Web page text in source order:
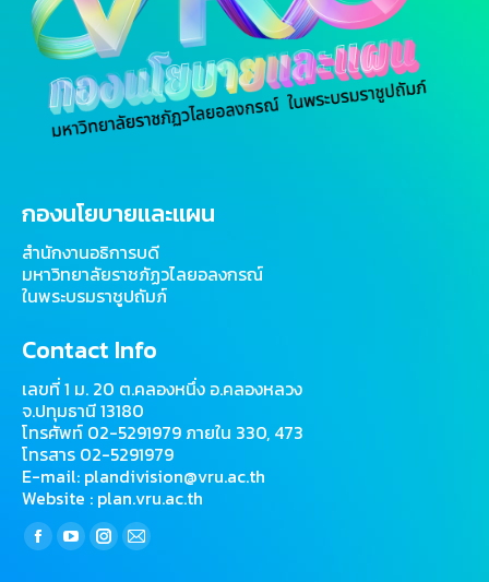
กองนโยบายและแผน
สำนักงานอธิการบดี
มหาวิทยาลัยราชภัฏวไลยอลงกรณ์
ในพระบรมราชูปถัมภ์
Contact Info
เลขที่ 1 ม. 20 ต.คลองหนึ่ง อ.คลองหลวง
จ.ปทุมธานี 13180
โทรศัพท์ 02-5291979 ภายใน 330, 473
โทรสาร 02-5291979
E-mail: plandivision@vru.ac.th
Website : plan.vru.ac.th
Find us on:
Facebook
YouTubeInstagram
Mail